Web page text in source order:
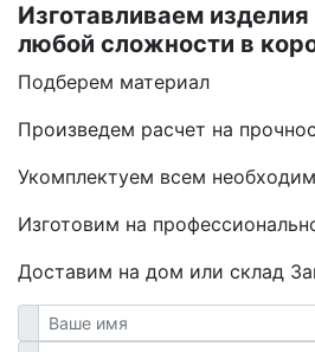
Изготавливаем изделия
любой сложности в
Подберем материал
Произведем расчет на
Укомплектуем всем
Изготовим на
Доставим на дом или склад